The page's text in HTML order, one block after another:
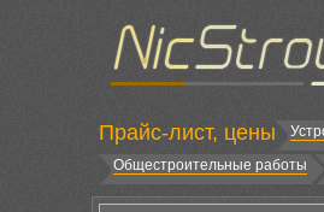
Прайс-лист, цены
Общестроительные работы